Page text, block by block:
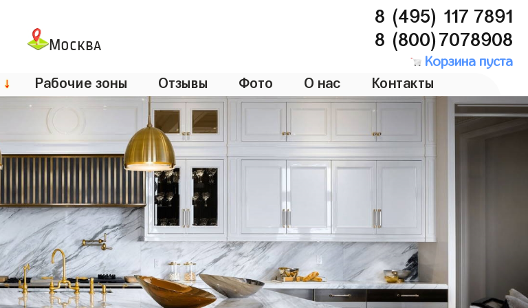
Москва
8 (495) 117 7891
8 (800)7078908
Корзина пуста
↓ Рабочие зоны Отзывы Фото О нас Контакты